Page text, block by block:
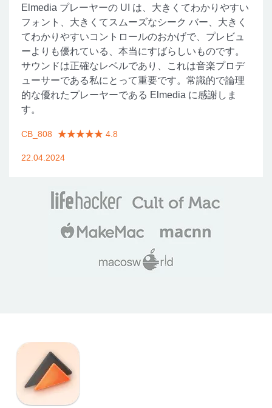
Elmedia プレーヤーの UI は、大きくてわかりやすい
フォント、大きくてスムーズなシーク バー、大きく
てわかりやすいコントロールのおかげで、プレビュ
ーよりも優れている、本当にすばらしいものです。
サウンドは正確なレベルであり、これは音楽プロデ
ューサーである私にとって重要です。常識的で論理
的な優れたプレーヤーである Elmedia に感謝しま
す。
CB_808 4.8
22.04.2024